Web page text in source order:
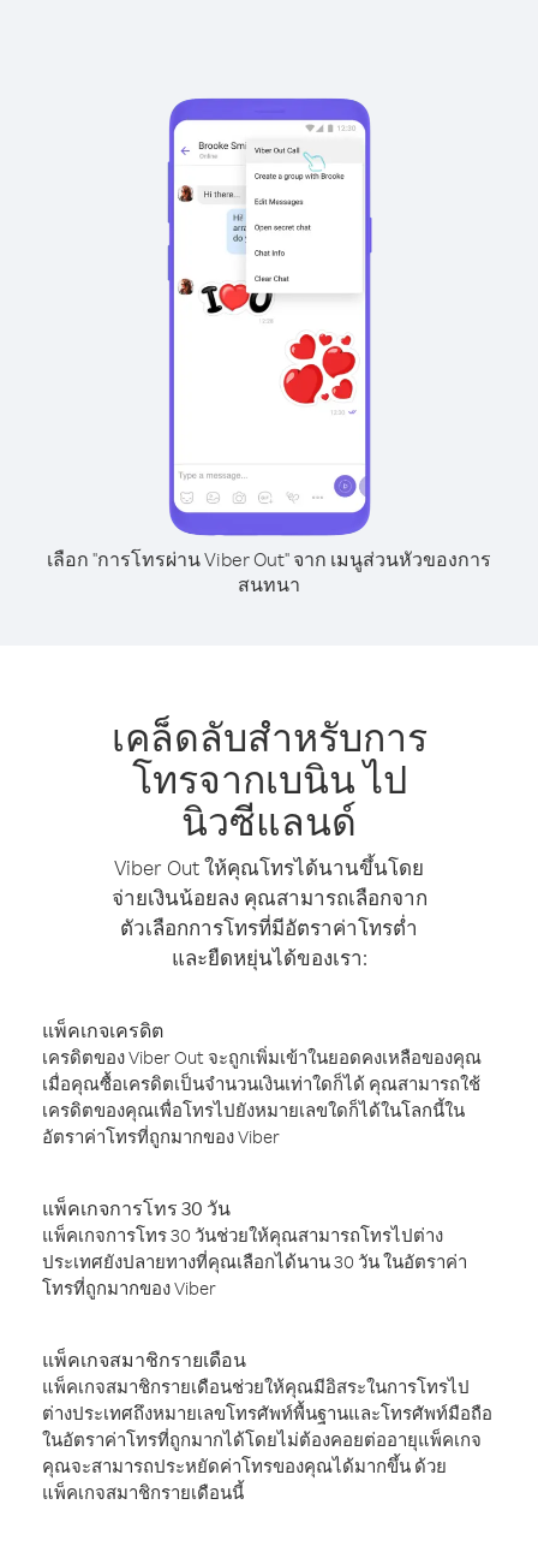
เลือก "การโทรผ่าน Viber Out" จาก เมนูส่วนหัวของการ
สนทนา
เคล็ดลับสำหรับการ
โทรจากเบนิน ไป
นิวซีแลนด์
Viber Out ให้คุณโทรได้นานขึ้นโดย
จ่ายเงินน้อยลง คุณสามารถเลือกจาก
ตัวเลือกการโทรที่มีอัตราค่าโทรต่ำ
และยืดหยุ่นได้ของเรา:
แพ็คเกจเครดิต
เครดิตของ Viber Out จะถูกเพิ่มเข้าในยอดคงเหลือของคุณ
เมื่อคุณซื้อเครดิตเป็นจำนวนเงินเท่าใดก็ได้ คุณสามารถใช้
เครดิตของคุณเพื่อโทรไปยังหมายเลขใดก็ได้ในโลกนี้ใน
อัตราค่าโทรที่ถูกมากของ Viber
แพ็คเกจการโทร 30 วัน
แพ็คเกจการโทร 30 วันช่วยให้คุณสามารถโทรไปต่าง
ประเทศยังปลายทางที่คุณเลือกได้นาน 30 วัน ในอัตราค่า
โทรที่ถูกมากของ Viber
แพ็คเกจสมาชิกรายเดือน
แพ็คเกจสมาชิกรายเดือนช่วยให้คุณมีอิสระในการโทรไป
ต่างประเทศถึงหมายเลขโทรศัพท์พื้นฐานและโทรศัพท์มือถือ
ในอัตราค่าโทรที่ถูกมากได้โดยไม่ต้องคอยต่ออายุแพ็คเกจ
คุณจะสามารถประหยัดค่าโทรของคุณได้มากขึ้น ด้วย
แพ็คเกจสมาชิกรายเดือนนี้